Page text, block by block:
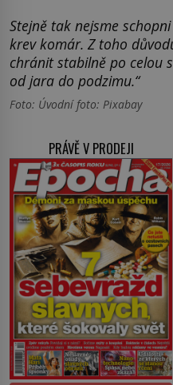
Stejně tak nejsme
krev komár. Z toho
chránit stabilně po celou
od jara do podzimu.“
Foto: Úvodní foto: Pixabay
PRÁVĚ V PRODEJI